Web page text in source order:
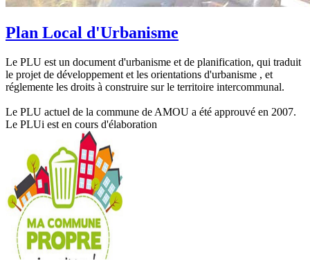
Plan Local d'Urbanisme
Le PLU est un document d'urbanisme et de planification, qui traduit
le projet de développement et les orientations d'urbanisme , et
réglemente les droits à construire sur le territoire intercommunal.
Le PLU actuel de la commune de AMOU a été approuvé en 2007.
Le PLUi est en cours d'élaboration